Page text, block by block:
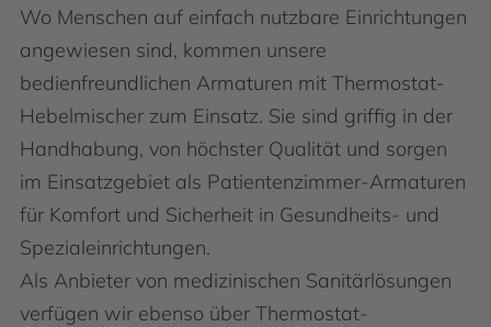
Wo Menschen auf einfach nutzbare Einrichtungen
angewiesen sind, kommen unsere
bedienfreundlichen Armaturen mit Thermostat-
Hebelmischer zum Einsatz. Sie sind griffig in der
Handhabung, von höchster Qualität und sorgen
im Einsatzgebiet als Patientenzimmer-Armaturen
für Komfort und Sicherheit in Gesundheits- und
Spezialeinrichtungen.
Als Anbieter von medizinischen Sanitärlösungen
verfügen wir ebenso über Thermostat-